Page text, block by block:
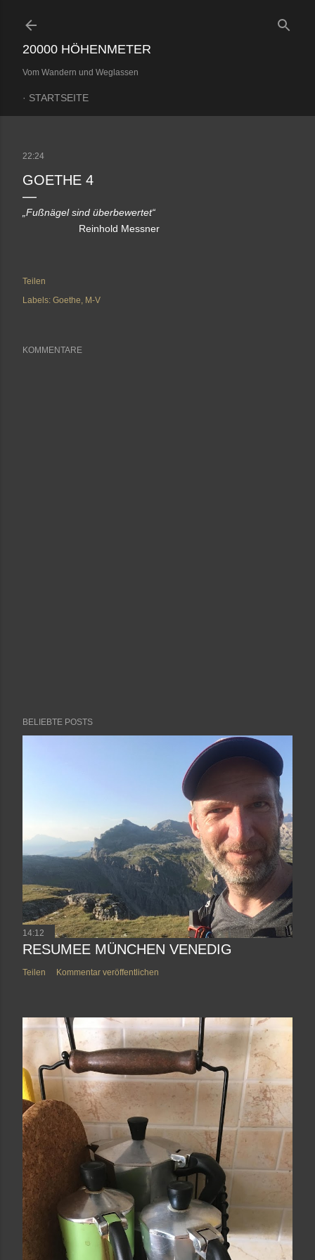
20000 HÖHENMETER
Vom Wandern und Weglassen
STARTSEITE
22:24
GOETHE 4
„Fußnägel sind überbewertet“
Reinhold Messner
Teilen
Labels: Goethe M-V
KOMMENTARE
BELIEBTE POSTS
14:12
RESUMEE MÜNCHEN VENEDIG
Teilen Kommentar veröffentlichen